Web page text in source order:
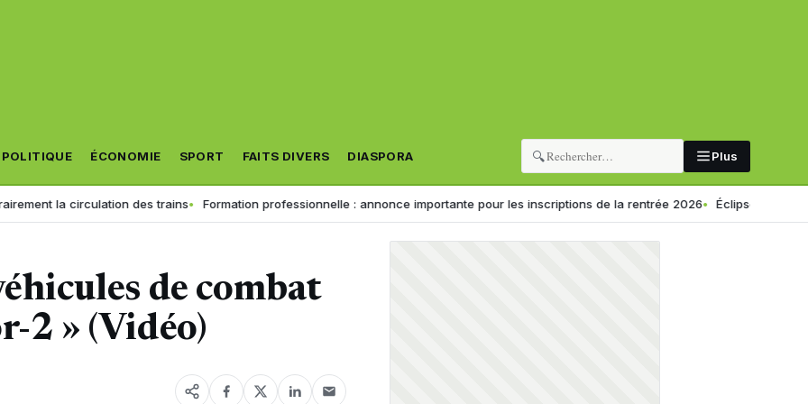
POLITIQUE ÉCONOMIE SPORT FAITS DIVERS DIASPORA 🔍 Plus
circulation des trains Formation professionnelle : annonce importante pour les inscriptions de la rentrée 2026 Éclipse solaire du 12
de combat
2 » (Vidéo)